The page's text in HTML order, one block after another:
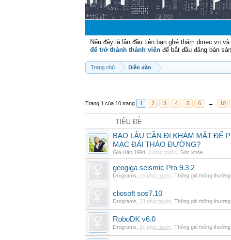
Nếu đây là lần đầu tiên bạn ghé thăm dmec.vn
để trở thành thành viên để bắt đầu đăng bán
Trang chủ Diễn đàn
Trang 1 của 10 trang 1 2 3 4 5 6 → 10
TIÊU ĐỀ
BAO LÂU CẦN ĐI KHÁM MẮT ĐỂ
MẠC ĐÁI THÁO ĐƯỜNG?
Gia Hân 1994 3 phút trước Sức khỏe
geogiga seismic Pro 9.3 2
Drograms 16 phút trước Thông gió thông thường
cliosoft sos7.10
Drograms 23 phút trước Thông gió thông thường
RoboDK v6.0
Drograms 31 phút trước Thông gió thông thường